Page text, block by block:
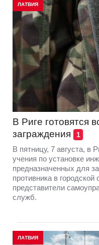
ЛАТВИЯ
В Риге готовятся
заграждения
1
В пятницу, 7 августа, в
учения по установке
предназначенных для
противника в
представители
служб.
ЛАТВИЯ